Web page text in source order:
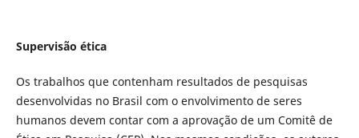
Supervisão ética
Os trabalhos que contenham resultados de pesquisas
desenvolvidas no Brasil com o envolvimento de seres
humanos devem contar com a aprovação de um Comitê de